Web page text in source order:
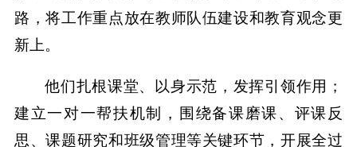
路，将工作重点放在教师队伍建设和教育观念更
新上。
他们扎根课堂、以身示范，发挥引领作用；
建立一对一帮扶机制，围绕备课磨课、评课反
思、课题研究和班级管理等关键环节，开展全过